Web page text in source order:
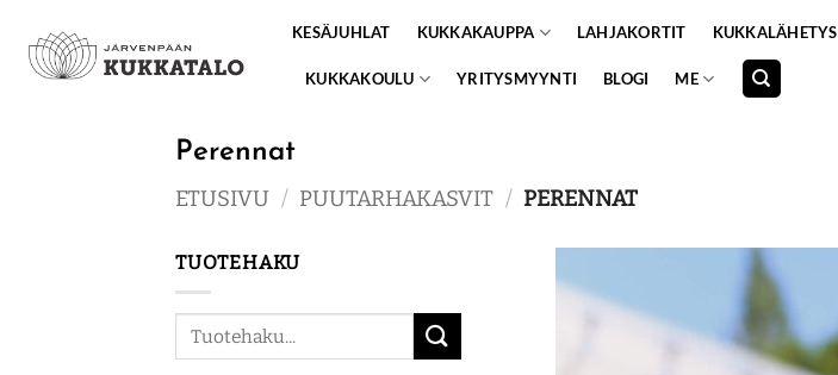
content
KESÄJUHLAT KUKKAKAUPPA LAHJAKORTIT KUKKALÄHETYS
KUKKAKOULU YRITYSMYYNTI BLOGI ME
Perennat
ETUSIVU / PUUTARHAKASVIT / PERENNAT
TUOTEHAKU
Etsi: